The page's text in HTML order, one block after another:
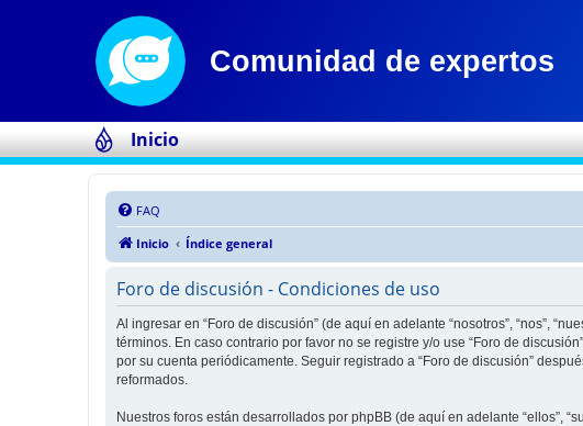
Inicio
FAQ
Inicio
Índice general
Foro de discusión - Condiciones de uso
Al ingresar en “Foro de discusión” (de aquí en adelante “nosotros”, “nos”,
términos. En caso contrario por favor no se registre y/o use “Foro de
por su cuenta periódicamente. Seguir registrado a “Foro de discusión”
reformados.
Nuestros foros están desarrollados por phpBB (de aquí en adelante “ellos”,